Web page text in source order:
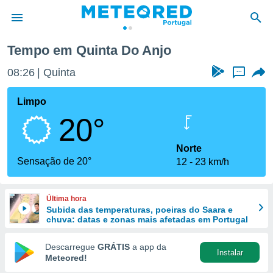
da
foi
fornecidas
a este
das
e
forma
digital
Tempo em Quinta Do Anjo
08:26 Quinta ...
Limpo
20°
Sensação de 20°
Norte
12
23 km/h
Última hora
Subida das temperaturas, poeiras do Saara e
chuva: datas e zonas mais afetadas em Portugal
Descarregue GRÁTIS a app da
Meteored!
Instalar